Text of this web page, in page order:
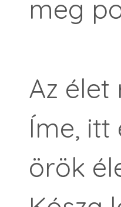
meg
Az élet
Íme,
örök